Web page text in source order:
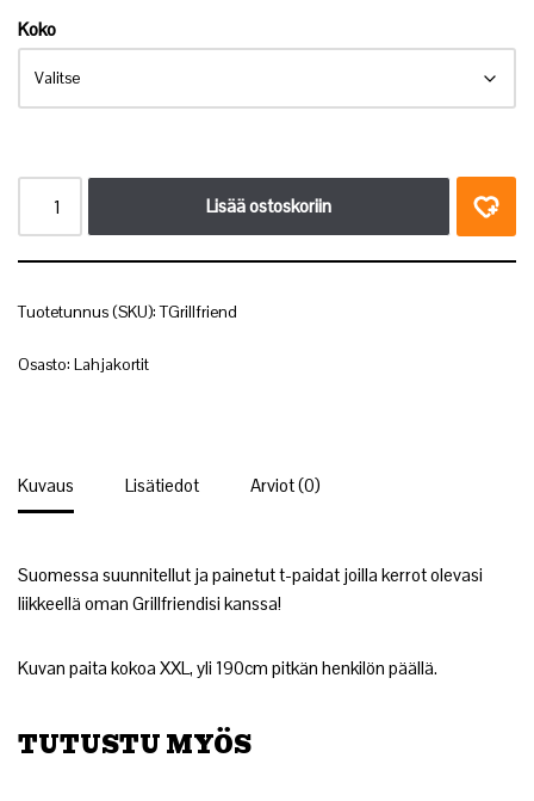
Koko
Lisää ostoskoriin
Tuotetunnus (SKU):TGrillfriend
Osasto: Lahjakortit
Kuvaus Lisätiedot Arviot (0)
Suomessa suunnitellut ja painetut t-paidat joilla kerrot olevasi
liikkeellä oman Grillfriendisi kanssa!
Kuvan paita kokoa XXL, yli 190cm pitkän henkilön päällä.
TUTUSTU MYÖS